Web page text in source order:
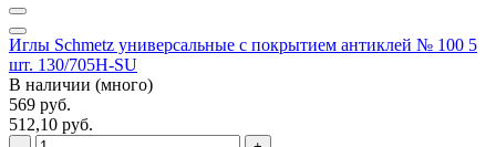
Иглы Schmetz универсальные с покрытием антиклей № 100 5
шт. 130/705H-SU
В наличии (много)
569 руб.
512,10 руб.